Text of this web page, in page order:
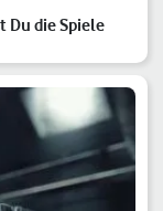
Du die Spiele